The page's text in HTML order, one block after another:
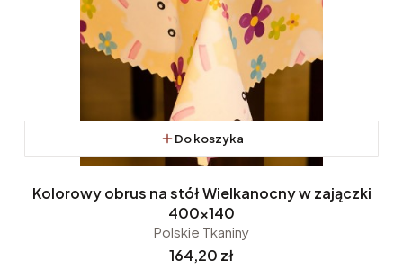
Do koszyka
Kolorowy obrus na stół Wielkanocny w zajączki
400x140
Polskie Tkaniny
Cena
164,20 zł